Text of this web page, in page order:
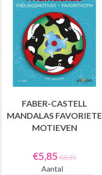
FABER-CASTELL
MANDALAS FAVORIETE
MOTIEVEN
€5,85 €8,35
Aantal